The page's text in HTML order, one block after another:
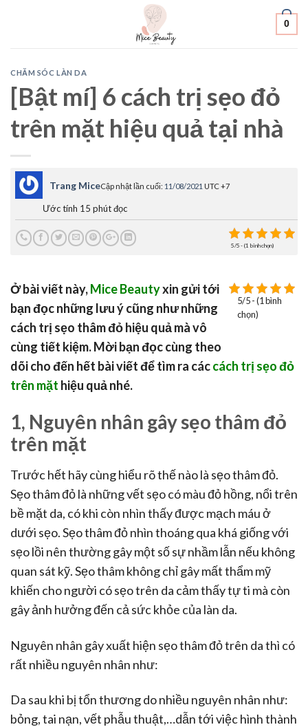
0
CHĂM SÓC LÀN DA
[Bật mí] 6 cách trị sẹo đỏ
trên mặt hiệu quả tại nhà
Trang MiceCập nhật lần cuối: 11/08/2021 UTC +7
Ước tính 15 phút đọc
5/5 - (1 bình chọn)
5/5 - (1 bình
chọn)
Ở bài viết này,Mice Beautyxin gửi tới
bạn đọc những lưu ý cũng như những
cách trị sẹo thâm đỏ hiệu quả mà vô
cùng tiết kiệm. Mời bạn đọc cùng theo
dõi cho đến hết bài viết để tìm ra cáccách trị sẹo đỏ
trên mặt hiệu quả nhé.
1, Nguyên nhân gây sẹo thâm đỏ
trên mặt
Trước hết hãy cùng hiểu rõ thế nào là sẹo thâm đỏ.
Sẹo thâm đỏ là những vết sẹo có màu đỏ hồng, nổi trên
bề mặt da, có khi còn nhìn thấy được mạch máu ở
dưới sẹo. Sẹo thâm đỏ nhìn thoáng qua khá giống với
sẹo lồi nên thường gây một số sự nhầm lẫn nếu không
quan sát kỹ. Sẹo thâm không chỉ gây mất thẩm mỹ
khiến cho người có sẹo trên da cảm thấy tự ti mà còn
gây ảnh hưởng đến cả sức khỏe của làn da.
Nguyên nhân gây xuất hiện sẹo thâm đỏ trên da thì có
rất nhiều nguyên nhân như:
Da sau khi bị tổn thương do nhiều nguyên nhân như:
bỏng, tai nạn, vết phẫu thuật,…dẫn tới việc hình thành